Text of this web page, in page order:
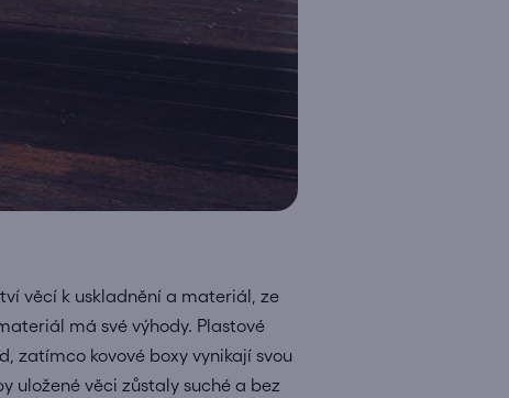
věcí k uskladnění a materiál, ze
má své výhody. Plastové
zatímco kovové boxy vynikají svou
uložené věci zůstaly suché a bez